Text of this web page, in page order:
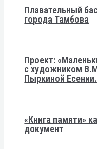
Плавательный
города Тамбова
Проект:
с художником
Пыркиной Есении.
«Книга памяти»
документ